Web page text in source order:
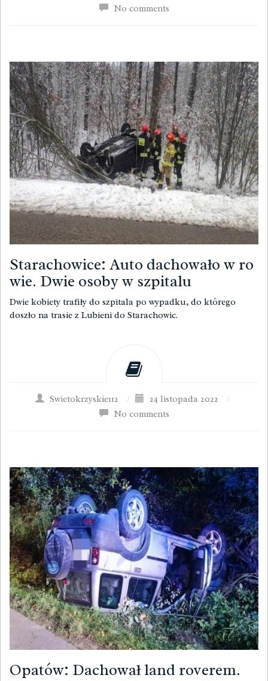
No comments
Starachowice: Auto dachowało w ro
wie. Dwie osoby w szpitalu
Dwie kobiety trafiły do szpitala po wypadku, do którego
doszło na trasie z Lubieni do Starachowic.
Swietokrzyskie112 / 24 listopada 2022
/
No comments
Opatów: Dachował land roverem.